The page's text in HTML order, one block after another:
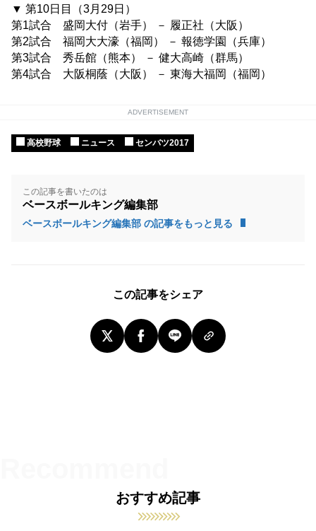
▼ 第10日目（3月29日）
第1試合 盛岡大付（岩手） － 履正社（大阪）
第2試合 福岡大大濠（福岡） － 報徳学園（兵庫）
第3試合 秀岳館（熊本） － 健大高崎（群馬）
第4試合 大阪桐蔭（大阪） － 東海大福岡（福岡）
ADVERTISEMENT
高校野球 ニュース センバツ2017
この記事を書いたのは
ベースボールキング編集部
ベースボールキング編集部 の記事をもっと見る
この記事をシェア
おすすめ記事